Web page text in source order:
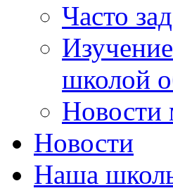
Часто
школой
Новости
Новости
Наша